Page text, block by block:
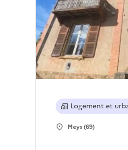
Logement et
Meys (69)